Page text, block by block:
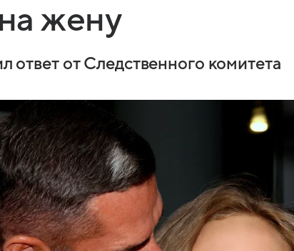
жену
ответ от Следственного комитета